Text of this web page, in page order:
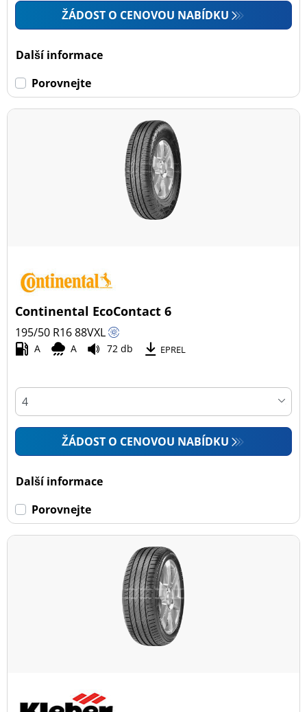
ŽÁDOST O CENOVOU NABÍDKU
Další informace
Porovnejte
Continental EcoContact 6
195/50 R1688VXL
A A 72 db EPREL
ŽÁDOST O CENOVOU NABÍDKU
Další informace
Porovnejte